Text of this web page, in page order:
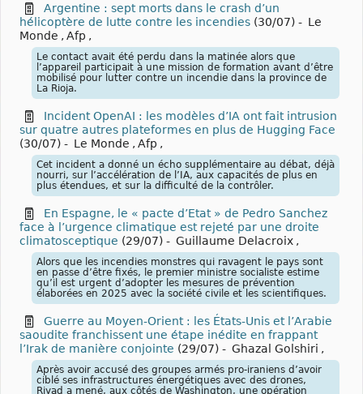
Argentine : sept morts dans le crash d’un
hélicoptère de lutte contre les incendies (30/07) - Le
Monde , Afp ,
Le contact avait été perdu dans la matinée alors que
l’appareil participait à une mission de formation avant d’être
mobilisé pour lutter contre un incendie dans la province de
La Rioja.
Incident OpenAI : les modèles d’IA ont fait intrusion
sur quatre autres plateformes en plus de Hugging Face
(30/07) - Le Monde , Afp ,
Cet incident a donné un écho supplémentaire au débat, déjà
nourri, sur l’accélération de l’IA, aux capacités de plus en
plus étendues, et sur la difficulté de la contrôler.
En Espagne, le « pacte d’Etat » de Pedro Sanchez
face à l’urgence climatique est rejeté par une droite
climatosceptique (29/07) - Guillaume Delacroix ,
Alors que les incendies monstres qui ravagent le pays sont
en passe d’être fixés, le premier ministre socialiste estime
qu’il est urgent d’adopter les mesures de prévention
élaborées en 2025 avec la société civile et les scientifiques.
Guerre au Moyen-Orient : les États-Unis et l’Arabie
saoudite franchissent une étape inédite en frappant
l’Irak de manière conjointe (29/07) - Ghazal Golshiri ,
Après avoir accusé des groupes armés pro-iraniens d’avoir
ciblé ses infrastructures énergétiques avec des drones,
Riyad a mené, aux côtés de Washington, une opération